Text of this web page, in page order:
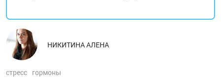
НИКИТИНА АЛЕНА
стресс гормоны